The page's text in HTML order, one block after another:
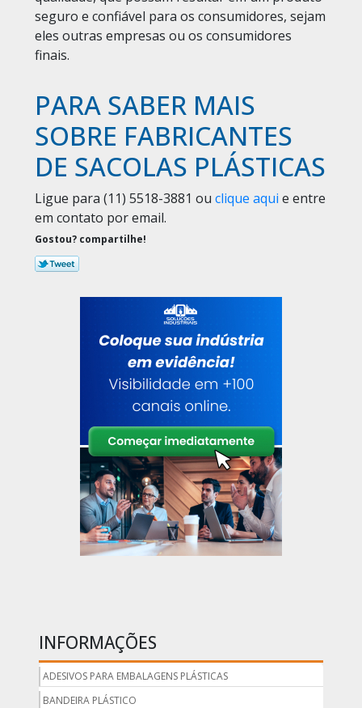
seguro e confiável para os consumidores, sejam
eles outras empresas ou os consumidores
finais.
PARA SABER MAIS
SOBRE FABRICANTES
DE SACOLAS PLÁSTICAS
Ligue para (11) 5518-3881 ou clique aqui e entre
em contato por email.
Gostou? compartilhe!
INFORMAÇÕES
ADESIVOS PARA EMBALAGENS PLÁSTICAS
BANDEIRA PLÁSTICO